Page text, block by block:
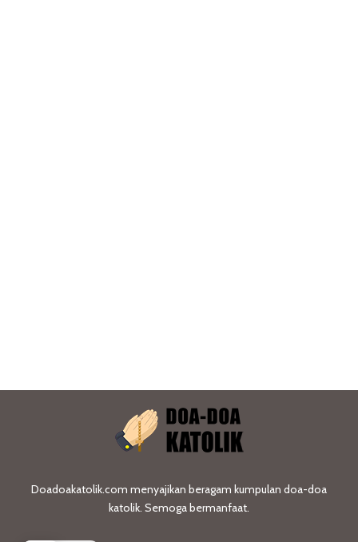
Doadoakatolik.com menyajikan beragam kumpulan doa-doa
katolik. Semoga bermanfaat.